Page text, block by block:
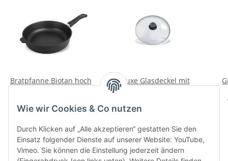
Bratpfanne Biotan hoch
179,00 CHF*
Deluxe Glasdeckel mit
35,50 CHF
Wie wir Cookies & Co nutzen
Durch Klicken auf „Alle akzeptieren“ gestatten Sie den
Einsatz folgender Dienste auf unserer Website: YouTube,
Vimeo. Sie können die Einstellung jederzeit ändern